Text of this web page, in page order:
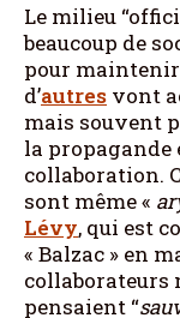
Le milieu
beaucoup de
pour
d’autres vont
mais souvent
la propagande
collaboration.
sont même «
Lévy, qui est
« Balzac » en
collaborateurs
pensaient “